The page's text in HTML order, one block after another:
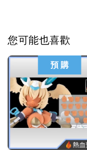
您可能也喜歡
預 購